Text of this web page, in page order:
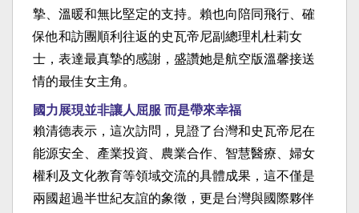
摯、溫暖和無比堅定的支持。賴也向陪同飛行、確
保他和訪團順利往返的史瓦帝尼副總理札杜莉女
士，表達最真摯的感謝，盛讚她是航空版溫馨接送
情的最佳女主角。
國力展現並非讓人屈服 而是帶來幸福
賴清德表示，這次訪問，見證了台灣和史瓦帝尼在
能源安全、產業投資、農業合作、智慧醫療、婦女
權利及文化教育等領域交流的具體成果，這不僅是
兩國超過半世紀友誼的象徵，更是台灣與國際夥伴